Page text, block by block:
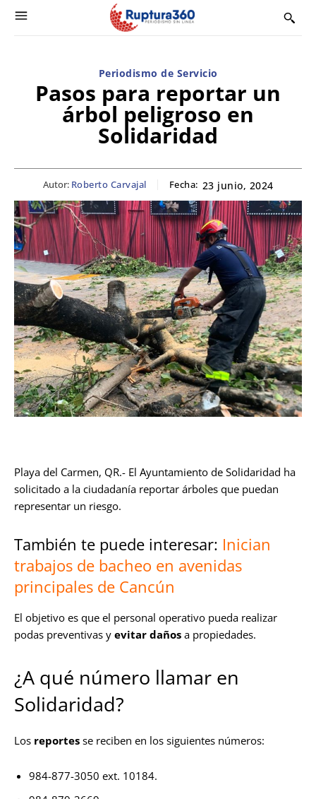
Periodismo de Servicio
Pasos para reportar un
árbol peligroso en
Solidaridad
Autor: Roberto Carvajal Fecha: 23 junio, 2024
Playa del Carmen, QR.- El Ayuntamiento de Solidaridad ha
solicitado a la ciudadanía reportar árboles que puedan
representar un riesgo.
También te puede interesar: Inician
trabajos de bacheo en avenidas
principales de Cancún
El objetivo es que el personal operativo pueda realizar
podas preventivas y evitar daños a propiedades.
¿A qué número llamar en
Solidaridad?
Los reportes se reciben en los siguientes números:
984-877-3050 ext. 10184.